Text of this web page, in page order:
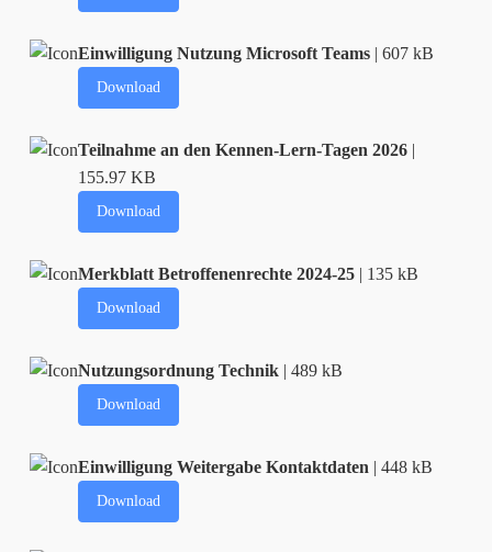
Einwilligung Nutzung Microsoft Teams | 607 kB
Download
Teilnahme an den Kennen-Lern-Tagen 2026 |
155.97 KB
Download
Merkblatt Betroffenenrechte 2024-25 | 135 kB
Download
Nutzungsordnung Technik | 489 kB
Download
Einwilligung Weitergabe Kontaktdaten | 448 kB
Download